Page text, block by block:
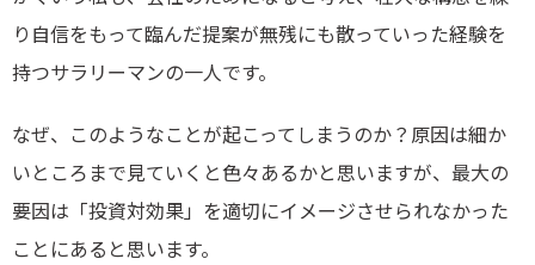
り自信をもって臨んだ提案が無残にも散っていった経験を
持つサラリーマンの一人です。
なぜ、このようなことが起こってしまうのか？原因は細か
いところまで見ていくと色々あるかと思いますが、最大の
要因は「投資対効果」を適切にイメージさせられなかった
ことにあると思います。